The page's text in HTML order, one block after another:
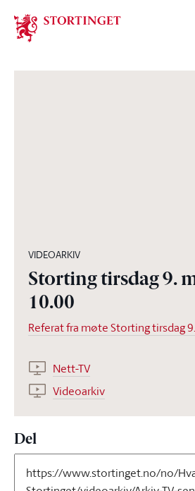
Stortinget.no
VIDEOARKIV
Storting tirsdag 9.
10.00
Referat fra møte Storting tirsdag
Nett-TV
Videoarkiv
Del